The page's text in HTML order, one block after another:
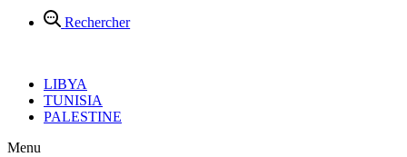
Rechercher
LIBYA
TUNISIA
PALESTINE
Menu